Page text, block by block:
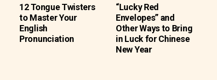
12 Tongue Twisters
to Master Your
English
Pronunciation
“Lucky Red
Envelopes” and
Other Ways to Bring
in Luck for Chinese
New Year